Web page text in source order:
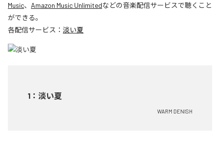
Music、 Amazon Music Unlimitedなどの音楽配信サービスで聴くこと
ができる。
各配信サービス： 淡い夏
1 ： 淡い夏
WARM DENISH